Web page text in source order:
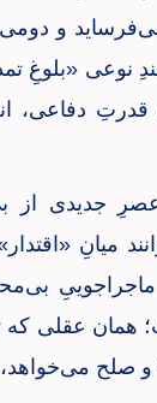
و
نوعی
قدرتِ دفاعی،
جدیدی از
میانِ
ماجراجوییِ
همان عقلی که
صلح می‌خواهد،